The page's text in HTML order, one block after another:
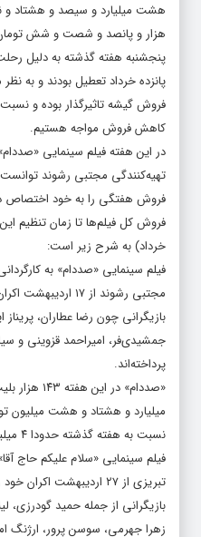
هشت میلیارد و سیصد و هشتاد و
هزار و پانصد و شصت و شش
پنجشنبه هفته گذشته به دلیل
پانزده خرداد تعطیل بودند و به
کاهش فروش مواجه هستیم.
در این هفته فیلم سینمایی
تهیه‌کنندگی مجتبی رشوند
فروش هفتگی را به خود اختصاص
خرداد) به شرح زیر است:
فیلم سینمایی «صددام» به
مجتبی رشوند از ۱۷
بازیگرانی چون رضا عطاران،
جمشیدی‌فر، امیراحمد قزوینی و
پرداخته‌اند.
«صددام» در
میلیارد و هشتاد و هشت میلیون
نسبت به هفته گذشته حدودا ۴ میلیارد کمتر است.
فیلم سینمایی «سلام علیکم حاج
تبریزی از ۲۷ اردیبهشت
بازیگرانی از جمله حمید گودرزی،
زهرا جهرمی، سوسن پرور، ارژنگ